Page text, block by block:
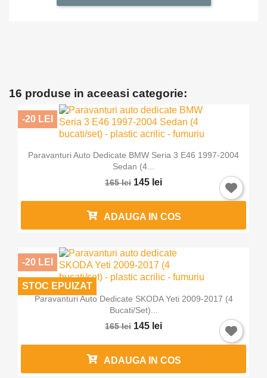
16 produse in aceeasi categorie:
Paravanturi Auto Dedicate BMW Seria 3 E46 1997-2004
Sedan (4...
165 lei 145 lei
-20 LEI
ADAUGA IN COS
Paravanturi Auto Dedicate SKODA Yeti 2009-2017 (4
Bucati/set)...
165 lei 145 lei
-20 LEI
STOC EPUIZAT
ADAUGA IN COS